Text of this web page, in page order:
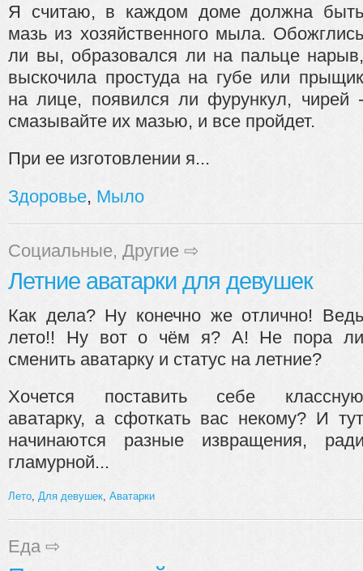
Я считаю, в каждом доме должна быть
мазь из хозяйственного мыла. Обожглись
ли вы, образовался ли на пальце нарыв,
выскочила простуда на губе или прыщик
на лице, появился ли фурункул, чирей -
смазывайте их мазью, и все пройдет.
При ее изготовлении я...
Здоровье, Мыло
Социальные, Другие ⇨
Летние аватарки для девушек
Как дела? Ну конечно же отлично! Ведь
лето!! Ну вот о чём я? А! Не пора ли
сменить аватарку и статус на летние?
Хочется поставить себе классную
аватарку, а сфоткать вас некому? И тут
начинаются разные извращения,
гламурной...
Лето Для девушек Аватарки
Еда ⇨